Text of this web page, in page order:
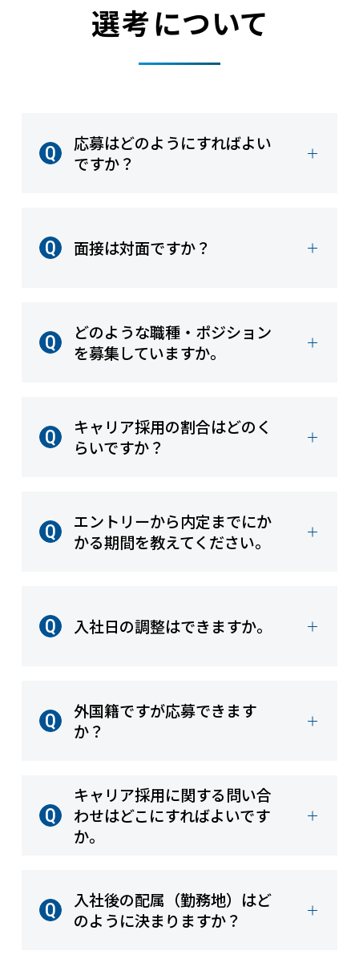
選考について
応募はどのようにすればよい
ですか？
面接は対面ですか？
どのような職種・ポジション
を募集していますか。
キャリア採用の割合はどのく
らいですか？
エントリーから内定までにか
かる期間を教えてください。
入社日の調整はできますか。
外国籍ですが応募できます
か？
キャリア採用に関する問い合
わせはどこにすればよいです
か。
入社後の配属（勤務地）はど
のように決まりますか？